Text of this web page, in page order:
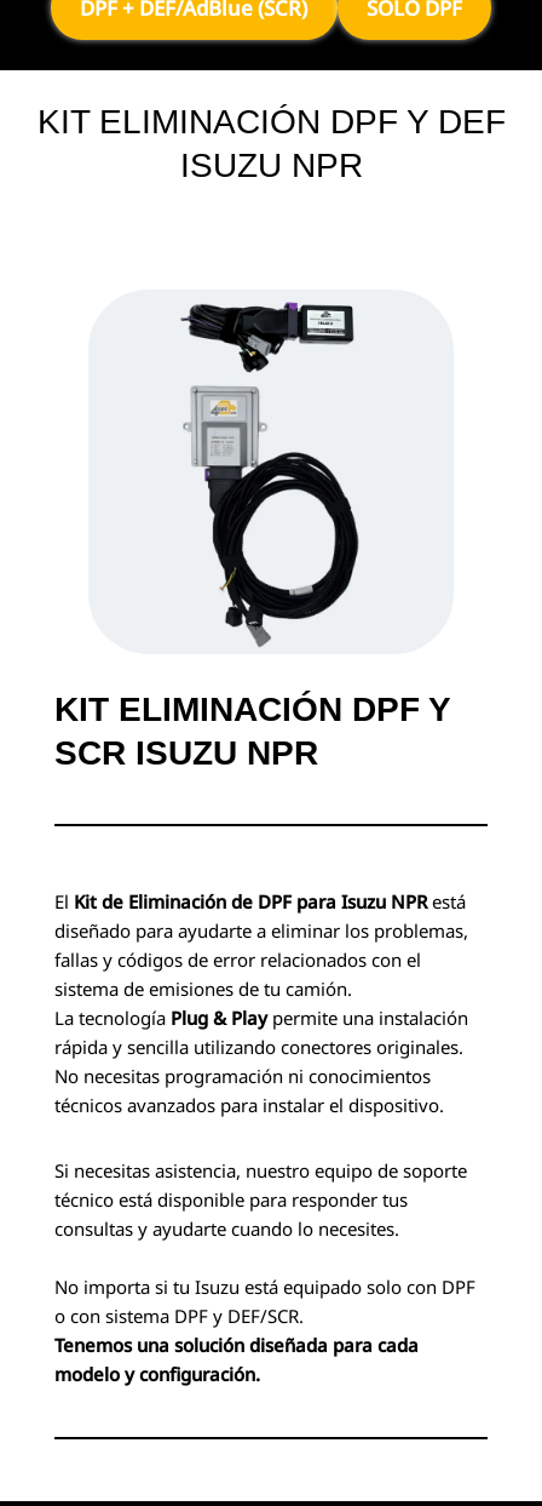
DPF + DEF/AdBlue (SCR) SOLO DPF
KIT ELIMINACIÓN DPF Y DEF
ISUZU NPR
KIT ELIMINACIÓN DPF Y
SCR ISUZU NPR
El Kit de Eliminación de DPF para Isuzu NPRestá
diseñado para ayudarte a eliminar los problemas,
fallas y códigos de error relacionados con el
sistema de emisiones de tu camión.
La tecnología Plug & Playpermite una instalación
rápida y sencilla utilizando conectores originales.
No necesitas programación ni conocimientos
técnicos avanzados para instalar el dispositivo.
Si necesitas asistencia, nuestro equipo de soporte
técnico está disponible para responder tus
consultas y ayudarte cuando lo necesites.
No importa si tu Isuzu está equipado solo con DPF
o con sistema DPF y DEF/SCR.
Tenemos una solución diseñada para cada
modelo y configuración.